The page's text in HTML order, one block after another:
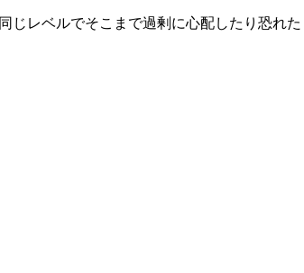
レベルでそこまで過剰に心配したり恐れ